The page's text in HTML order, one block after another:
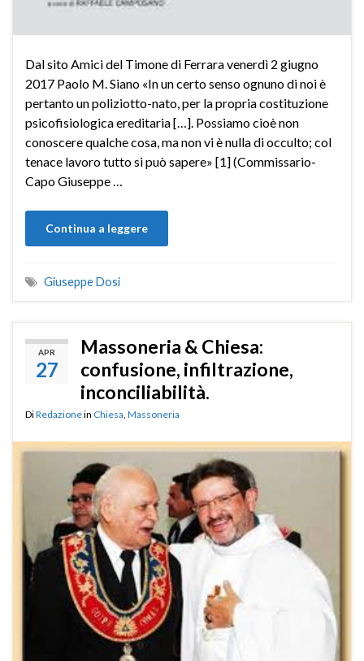
Dal sito Amici del Timone di Ferrara venerdì 2 giugno
2017 Paolo M. Siano «In un certo senso ognuno di noi è
pertanto un poliziotto-nato, per la propria costituzione
psicofisiologica ereditaria […]. Possiamo cioè non
conoscere qualche cosa, ma non vi è nulla di occulto; col
tenace lavoro tutto si può sapere» [1] (Commissario-
Capo Giuseppe …
Continua a leggere
Giuseppe Dosi
APR
27
Massoneria & Chiesa:
confusione, infiltrazione,
inconciliabilità.
DiRedazionein Chiesa Massoneria